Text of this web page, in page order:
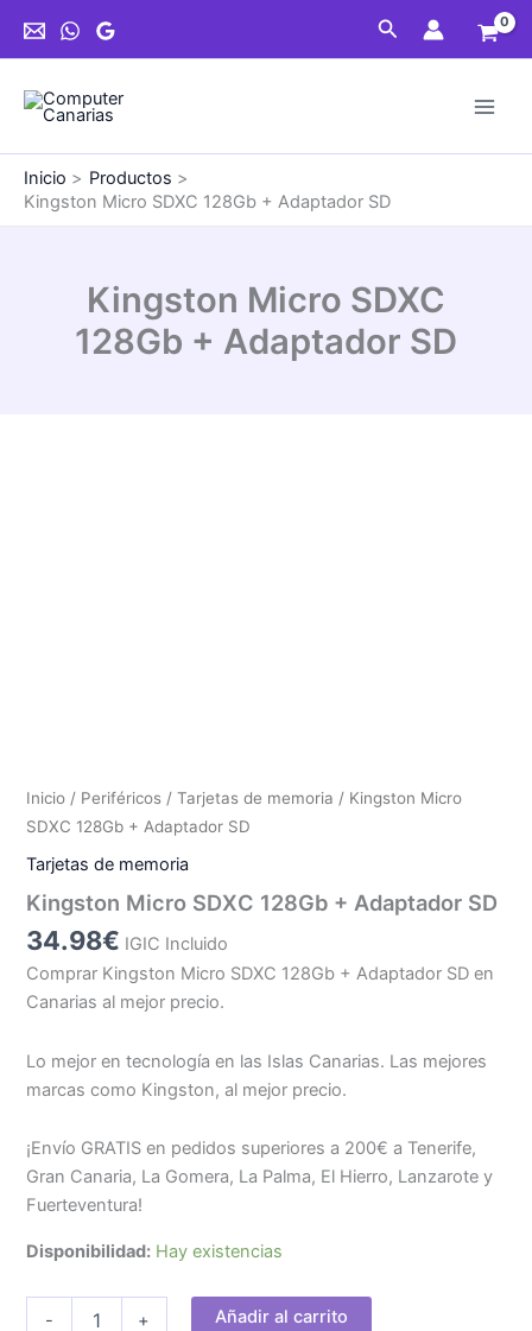
Buscar
Inicio
Productos
Kingston Micro SDXC 128Gb + Adaptador SD
Kingston Micro SDXC
128Gb + Adaptador SD
Inicio / Periféricos /Tarjetas de memoria / Kingston Micro
SDXC 128Gb + Adaptador SD
Tarjetas de memoria
Kingston Micro SDXC 128Gb + Adaptador SD
34.98€ IGIC Incluido
Comprar Kingston Micro SDXC 128Gb + Adaptador SD en
Canarias al mejor precio.
Lo mejor en tecnología en las Islas Canarias. Las mejores
marcas como Kingston, al mejor precio.
¡Envío GRATIS en pedidos superiores a 200€ a Tenerife,
Gran Canaria, La Gomera, La Palma, El Hierro, Lanzarote y
Fuerteventura!
Disponibilidad: Hay existencias
- + Añadir al carrito
128Gb
+
SD
cantidad